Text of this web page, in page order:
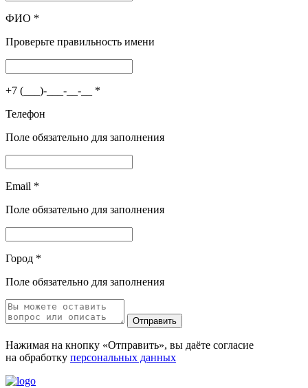
ФИО *
Проверьте правильность имени
+7 (___)-___-__-__ *
Телефон
Поле обязательно для заполнения
Email *
Поле обязательно для заполнения
Город *
Поле обязательно для заполнения
Отправить
Нажимая на кнопку «Отправить», вы даёте согласие
на обработку персональных данных